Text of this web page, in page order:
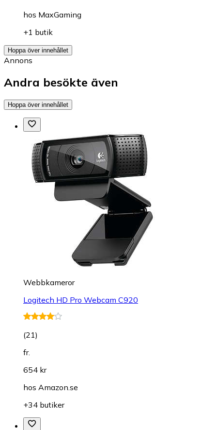
hos MaxGaming
+1 butik
Hoppa över innehållet
Annons
Andra besökte även
Hoppa över innehållet
Webbkameror
Logitech HD Pro Webcam C920
(21)
fr.
654 kr
hos Amazon.se
+34 butiker